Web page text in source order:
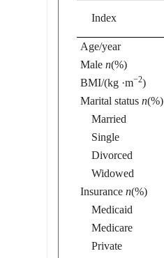
Index
Age/year
Male n(%)
BMI/(kg ·m−2)
Marital status n(%)
Married
Single
Divorced
Widowed
Insurance n(%)
Medicaid
Medicare
Private